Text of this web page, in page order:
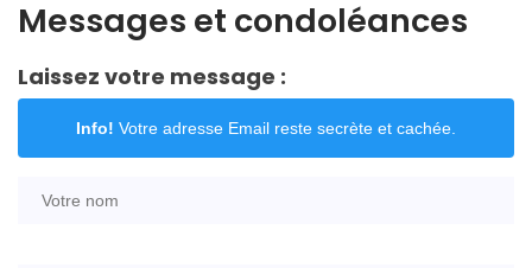
Messages et condoléances
Laissez votre message :
Info! Votre adresse Email reste secrète et cachée.